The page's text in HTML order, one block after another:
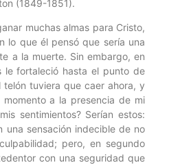
(1849-1851).
muchas almas para Cristo,
lo que él pensó que sería una
a la muerte. Sin embargo, en
le fortaleció hasta el punto de
telón tuviera que caer ahora, y
a la presencia de mi
sentimientos? Serían estos:
una sensación indecible de no
pero, en segundo
con una seguridad que